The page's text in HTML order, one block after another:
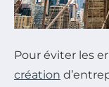
Pour éviter les
création